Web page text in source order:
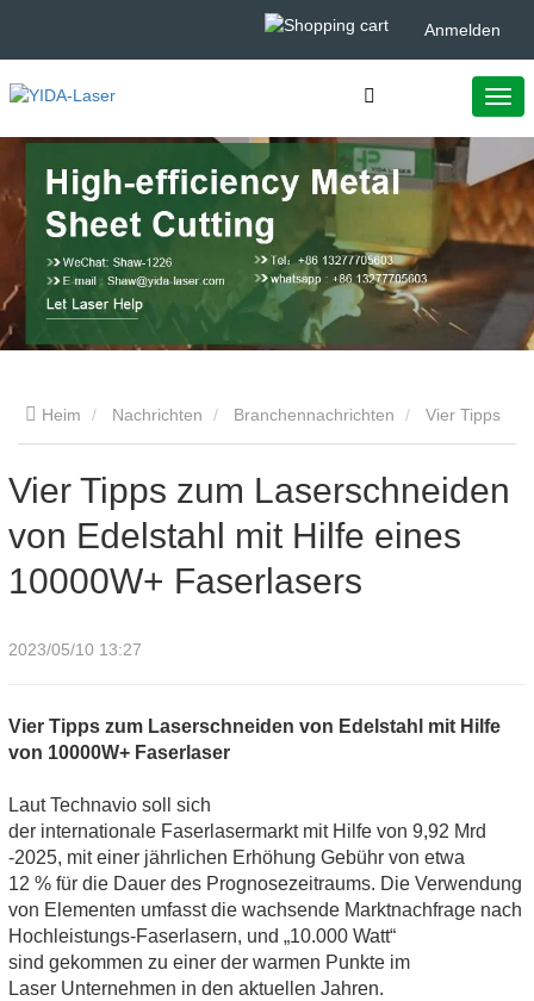
Anmelden
Heim Nachrichten Branchennachrichten
Faserlasers
Vier Tipps zum Laserschneiden
von Edelstahl mit Hilfe eines
10000W+ Faserlasers
2023/05/10 13:27
Vier Tipps zum Laserschneiden von Edelstahl mit Hilfe
von 10000W+ Faserlaser
Laut Technavio soll sich
der internationale Faserlasermarkt mit Hilfe von 9,92 Mrd
-2025, mit einer jährlichen Erhöhung Gebühr von etwa
12 % für die Dauer des Prognosezeitraums. Die Verwendung
von Elementen umfasst die wachsende Marktnachfrage nach
Hochleistungs-Faserlasern, und „10.000 Watt“
sind gekommen zu einer der warmen Punkte im
Laser Unternehmen in den aktuellen Jahren.